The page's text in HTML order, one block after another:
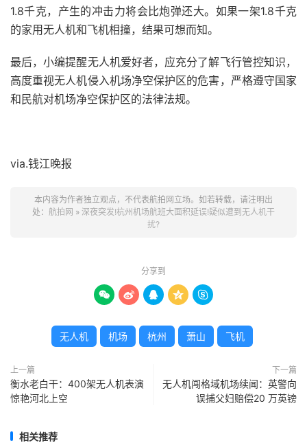
1.8千克，产生的冲击力将会比炮弹还大。如果一架1.8千克
的家用无人机和飞机相撞，结果可想而知。
最后，小编提醒无人机爱好者，应充分了解飞行管控知识，
高度重视无人机侵入机场净空保护区的危害，严格遵守国家
和民航对机场净空保护区的法律法规。
via.钱江晚报
本内容为作者独立观点，不代表航拍网立场。如若转载，请注明出
处： 航拍网 » 深夜突发!杭州机场航班大面积延误!疑似遭到无人机干
扰?
分享到
    
无人机 机场 杭州 萧山 飞机
上一篇
衡水老白干：400架无人机表演
惊艳河北上空
下一篇
无人机闯格域机场续闻：英警向
误捕父妇赔偿20 万英镑
相关推荐